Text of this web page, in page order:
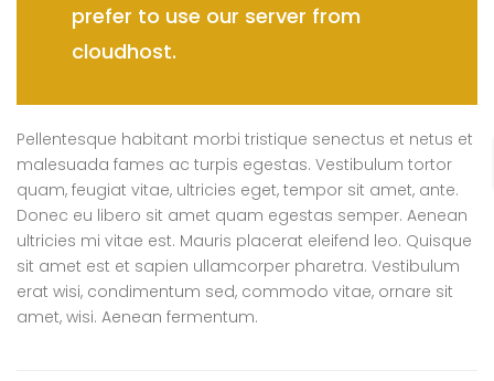
prefer to use our server from
cloudhost.
Pellentesque habitant morbi tristique senectus et netus et
malesuada fames ac turpis egestas. Vestibulum tortor
quam, feugiat vitae, ultricies eget, tempor sit amet, ante.
Donec eu libero sit amet quam egestas semper. Aenean
ultricies mi vitae est. Mauris placerat eleifend leo. Quisque
sit amet est et sapien ullamcorper pharetra. Vestibulum
erat wisi, condimentum sed, commodo vitae, ornare sit
amet, wisi. Aenean fermentum.